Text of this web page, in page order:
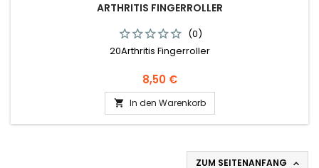
ARTHRITIS FINGERROLLER
(0)
20Arthritis Fingerroller
Preis
8,50 €
 In den Warenkorb
ZUM SEITENANFANG 